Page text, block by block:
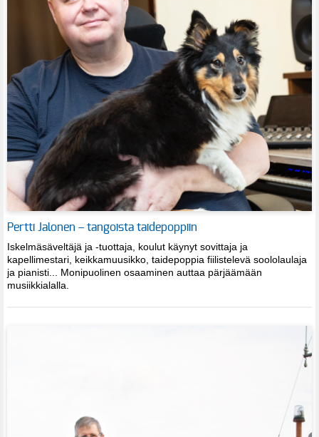
Pertti Jalonen – tangoista taidepoppiin
Iskelmäsäveltäjä ja -tuottaja, koulut käynyt sovittaja ja
kapellimestari, keikkamuusikko, taidepoppia fiilistelevä soololaulaja
ja pianisti... Monipuolinen osaaminen auttaa pärjäämään
musiikkialalla.